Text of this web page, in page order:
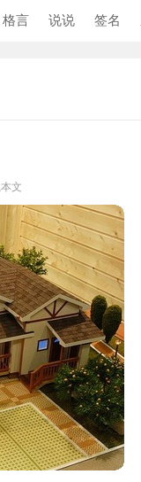
格言 说说 签名
文